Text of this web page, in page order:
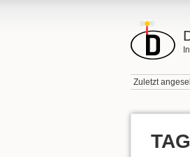
Zuletzt